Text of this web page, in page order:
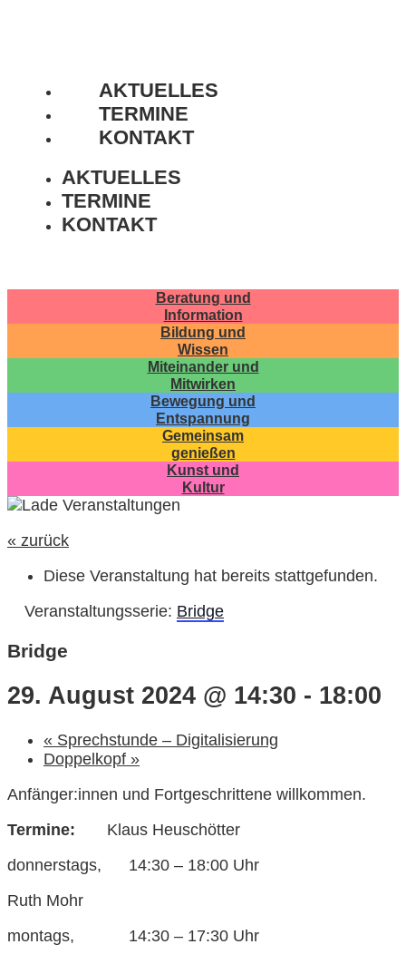
AKTUELLES
TERMINE
KONTAKT
AKTUELLES
TERMINE
KONTAKT
Beratung und
Information
Bildung und
Wissen
Miteinander und
Mitwirken
Bewegung und
Entspannung
Gemeinsam
genießen
Kunst und
Kultur
« zurück
Diese Veranstaltung hat bereits stattgefunden.
Veranstaltungsserie: Bridge
Bridge
29. August 2024 @ 14:30 - 18:00
« Sprechstunde – Digitalisierung
Doppelkopf »
Anfänger:innen und Fortgeschrittene willkommen.
Termine: Klaus Heuschötter
donnerstags, 14:30 – 18:00 Uhr
Ruth Mohr
montags, 14:30 – 17:30 Uhr